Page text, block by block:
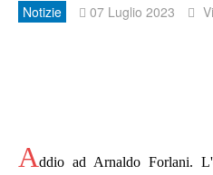
Notizie 07 Luglio 2023
Addio ad Arnaldo Forlani.